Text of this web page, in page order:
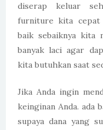
diserap keluar
furniture kita cepat
baik sebaiknya kita
banyak laci agar
kita butuhkan saat
Jika Anda ingin
keinginan Anda. ada
supaya dana yang